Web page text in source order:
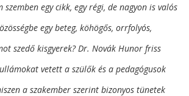
egy cikk, egy régi, de nagyon is valós
egy beteg, köhögős, orrfolyós,
szedő kisgyerek? Dr. Novák Hunor friss
vetett a szülők és a pedagógusok
a szakember szerint bizonyos tünetek